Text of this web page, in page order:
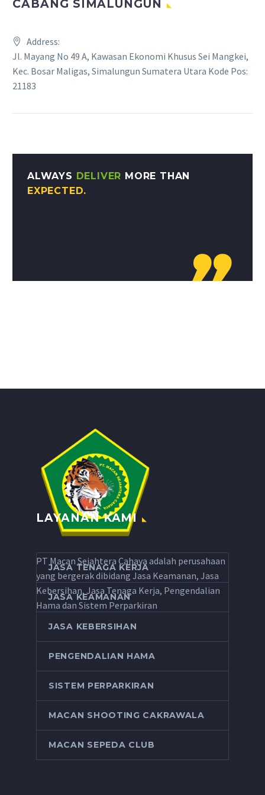
CABANG SIMALUNGUN
Address:
Jl. Mayang No 49 A, Kawasan Ekonomi Khusus Sei Mangkei,
Kec. Bosar Maligas, Simalungun Sumatera Utara Kode Pos:
21183
ALWAYS DELIVER MORE THAN
EXPECTED.

PT Macan Sejahtera Cahaya adalah perusahaan
yang bergerak dibidang Jasa Keamanan, Jasa
Kebersihan, Jasa Tenaga Kerja, Pengendalian
Hama dan Sistem Perparkiran
LAYANAN KAMI
JASA TENAGA KERJA
JASA KEAMANAN
JASA KEBERSIHAN
PENGENDALIAN HAMA
SISTEM PERPARKIRAN
MACAN SHOOTING CAKRAWALA
MACAN SEPEDA CLUB